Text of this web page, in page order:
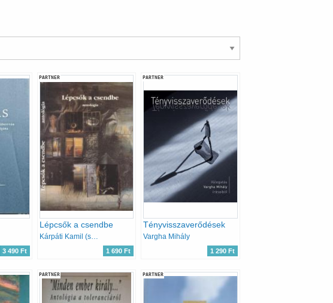
3 490 Ft
PARTNER
Lépcsők a csendbe
Kárpáti Kamil (szerk.)
1 690 Ft
PARTNER
Tényvisszaverődések
Vargha Mihály
1 290 Ft
PARTNER PARTNER